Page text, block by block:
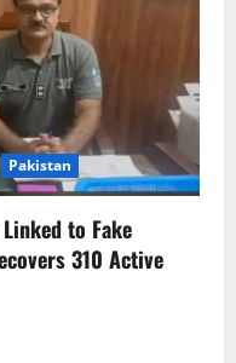
Pakistan
to Fake
310 Active